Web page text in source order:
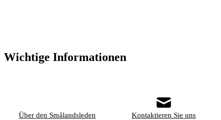
Wichtige Informationen
Über den Smålandsleden Kontaktieren Sie uns